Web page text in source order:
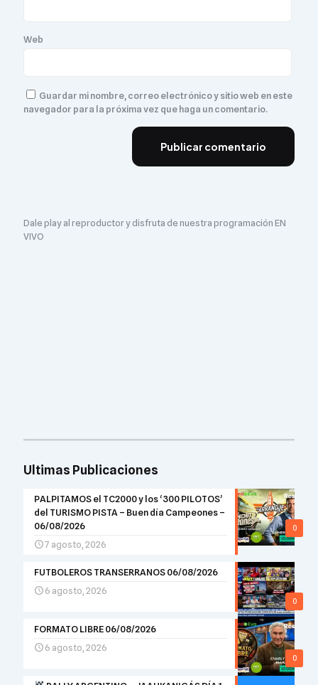
Web
Guardar mi nombre, correo electrónico y sitio web en este
navegador para la próxima vez que haga un comentario.
Dale play al reproductor y disfruta de nuestra programación EN
VIVO
Ultimas Publicaciones
0
PALPITAMOS el TC2000 y los ‘300 PILOTOS’
del TURISMO PISTA – Buen día Campeones –
06/08/2026
7 agosto, 2026
0
FUTBOLEROS TRANSERRANOS 06/08/2026
6 agosto, 2026
0
FORMATO LIBRE 06/08/2026
6 agosto, 2026